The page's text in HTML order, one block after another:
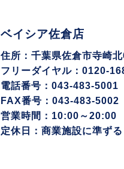
ベイシア佐倉店
住所：千葉県佐倉市寺崎
フリーダイヤル：0120-
電話番号：043-483-5001
FAX番号：043-483-5002
営業時間：10:00～20:00
定休日：商業施設に準ずる